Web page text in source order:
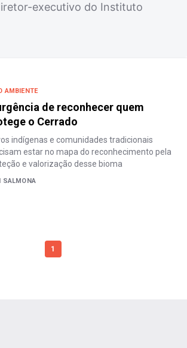
executivo do Instituto
AMBIENTE
de reconhecer quem
o Cerrado
indígenas e comunidades tradicionais
estar no mapa do reconhecimento pela
e valorização desse bioma
SALMONA
1